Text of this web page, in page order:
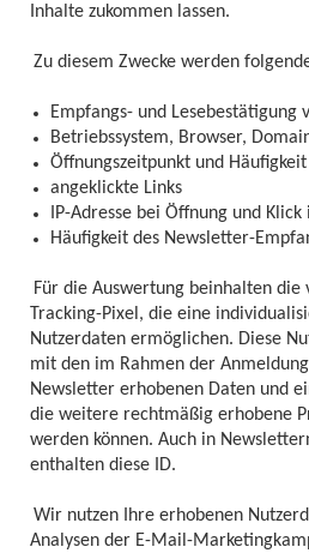
Inhalte zukommen lassen.
Zu diesem Zwecke werden
Empfangs- und Lesebestätigung
Betriebssystem, Browser,
Öffnungszeitpunkt und Häufigkeit
angeklickte Links
IP-Adresse bei Öffnung und
Häufigkeit des Newsletter-
Für die Auswertung beinhalten die
Tracking-Pixel, die eine
Nutzerdaten ermöglichen. Diese
mit den im Rahmen der
Newsletter erhobenen Daten und
die weitere rechtmäßig erhobene
werden können. Auch in
enthalten diese ID.
Wir nutzen Ihre erhobenen
Analysen der E-Mail-